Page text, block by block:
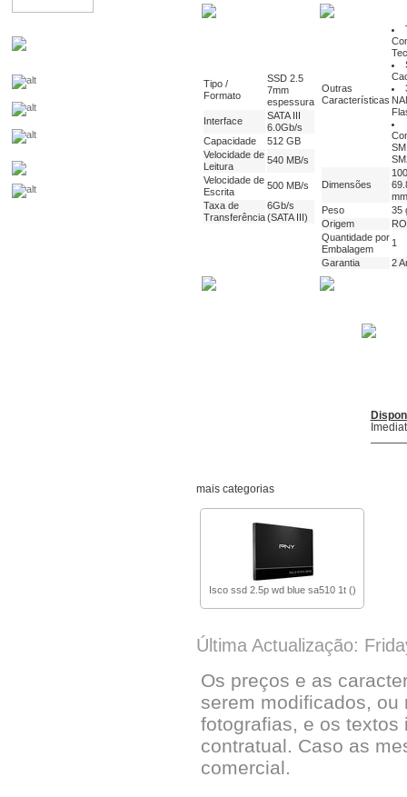
Tipo /
Formato
SSD 2.5
7mm
espessura
Interface
SATA III
6.0Gb/s
Capacidade
512 GB
Velocidade de
Leitura
540 MB/s
Velocidade de
Escrita
500 MB/s
Taxa de
Transferência
6Gb/s
(SATA III)
Outras
Características
Dimensões
mm
Peso
35
Origem
Quantidade por
Embalagem
1
Garantia
2
mais categorias
Isco ssd 2.5p wd blue sa510 1t ()
Última Actualização:
Os preços e as
serem modificados, ou
fotografias, e os
contratual. Caso as
comercial.